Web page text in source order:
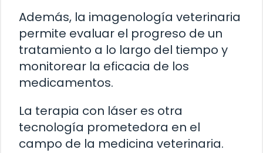
Además, la imagenología veterinaria
permite evaluar el progreso de un
tratamiento a lo largo del tiempo y
monitorear la eficacia de los
medicamentos.
La terapia con láser es otra
tecnología prometedora en el
campo de la medicina veterinaria.